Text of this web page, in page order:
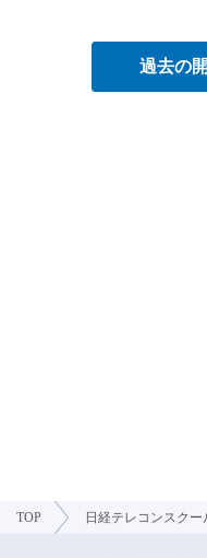
過去の
TOP 日経テレコンスクー